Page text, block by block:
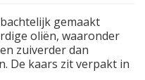
gemaakt
oliën, waaronder
zuiverder dan
De kaars zit verpakt in